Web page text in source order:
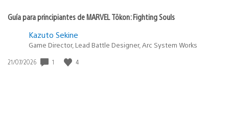
Guía para principiantes de MARVEL Tōkon: Fighting Souls
Kazuto Sekine
Game Director, Lead Battle Designer, Arc System Works
Fecha
21/07/2026 1 4